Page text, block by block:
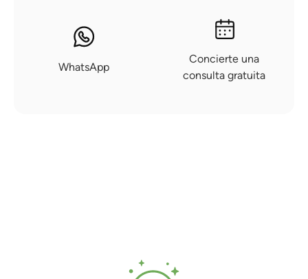
WhatsApp
Concierte una
consulta gratuita